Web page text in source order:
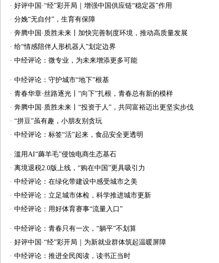
· 好评中国·“经”彩开局｜增强中国供应链“稳定器”作用
· 分娩“无自付”，生育有保障
· 奔腾中国·质胜未来丨加快完善制度环境，推动高质量发展
· 给“情感陪伴人形机器人”划定边界
· 中经评论：微专业，为未来增添更多可能
· 中经评论：守护城市“地下”根基
· 青春华章·丝路逐光丨“向下”扎根，青春总有新的模样
· 奔腾中国·质胜未来丨“投资于人”，共同富裕迈出更坚实步伐
· “拼豆”虽有趣，小朋友别贪玩
· 中经评论：标签“活”起来，食品安全更透明
· 滥用AI“薅羊毛”侵蚀电商生态基石
· 离境退税2.0版上线，“购在中国”更具吸引力
· 中经评论：在绿化带建设中感受城市之美
· 中经评论：立足城市体检，科学推进城市更新
· 中经评论：用好体育赛事“流量入口”
· 中经评论：青春只有一次，“躺平”不划算
· 好评中国·“经”彩开局｜为新就业群体筑起温暖屏障
· 中经评论：推进全民阅读，读书正当时